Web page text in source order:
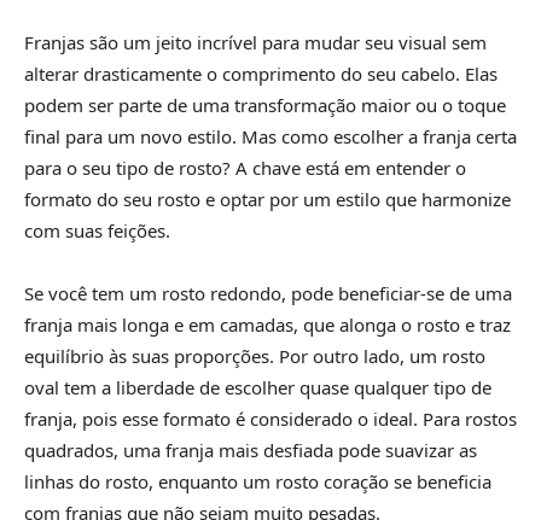
Franjas são um jeito incrível para mudar seu visual sem
alterar drasticamente o comprimento do seu cabelo. Elas
podem ser parte de uma transformação maior ou o toque
final para um novo estilo. Mas como escolher a franja certa
para o seu tipo de rosto? A chave está em entender o
formato do seu rosto e optar por um estilo que harmonize
com suas feições.
Se você tem um rosto redondo, pode beneficiar-se de uma
franja mais longa e em camadas, que alonga o rosto e traz
equilíbrio às suas proporções. Por outro lado, um rosto
oval tem a liberdade de escolher quase qualquer tipo de
franja, pois esse formato é considerado o ideal. Para rostos
quadrados, uma franja mais desfiada pode suavizar as
linhas do rosto, enquanto um rosto coração se beneficia
com franjas que não sejam muito pesadas.